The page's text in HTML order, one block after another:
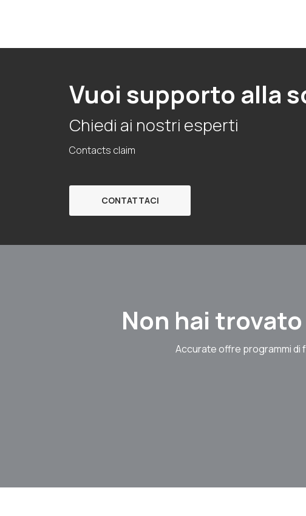
Vuoi supporto alla
Chiedi ai nostri esperti
Contacts claim
CONTATTACI
Non hai
Accurate offre programmi